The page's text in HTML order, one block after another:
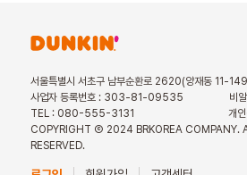
서울특별시 서초구 남부순환로 2620(양재동 11-
사업자 등록번호 : 303-81-09535
비
TEL : 080-555-3131
개
COPYRIGHT Ⓒ 2024 BRKOREA COMPANY.
RESERVED.